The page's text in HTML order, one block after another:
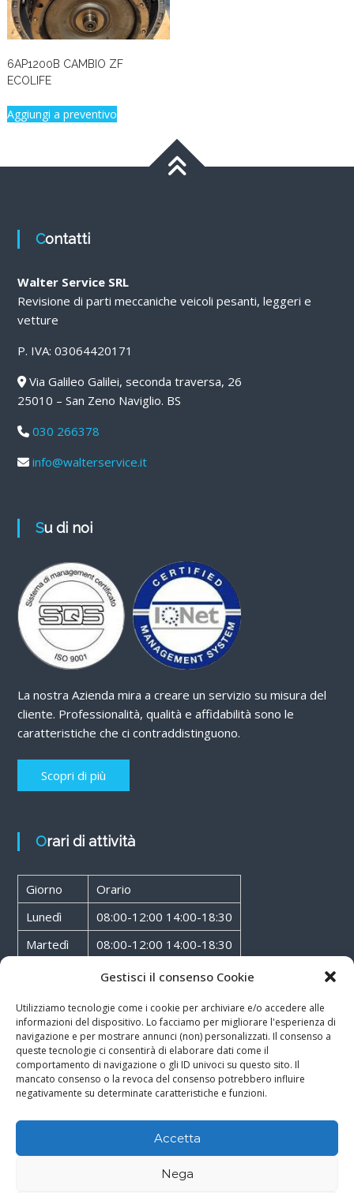
Gestisci il consenso Cookie
Utilizziamo tecnologie come i cookie per archiviare e/o accedere alle
informazioni del dispositivo. Lo facciamo per migliorare l'esperienza di
navigazione e per mostrare annunci (non) personalizzati. Il consenso a
queste tecnologie ci consentirà di elaborare dati come il
comportamento di navigazione o gli ID univoci su questo sito. Il
mancato consenso o la revoca del consenso potrebbero influire
negativamente su determinate caratteristiche e funzioni.
Accetta
Nega
6AP1200B CAMBIO ZF
ECOLIFE
Aggiungi a preventivo
Contatti
Walter Service SRL
Revisione di parti meccaniche veicoli pesanti, leggeri e
vetture
P. IVA: 03064420171
Via Galileo Galilei, seconda traversa, 26
25010 – San Zeno Naviglio. BS
030 266378
info@walterservice.it
Su di noi
La nostra Azienda mira a creare un servizio su misura del
cliente. Professionalità, qualità e affidabilità sono le
caratteristiche che ci contraddistinguono.
Scopri di più
Orari di attività
Giorno
Orario
Lunedì
08:00-12:00 14:00-18:30
Martedì
08:00-12:00 14:00-18:30
08:00-12:00 14:00-18:30
Venerdì
08:00-12:00 14:00-18:30
Sabato
08:00-12:00
Rossoxweb